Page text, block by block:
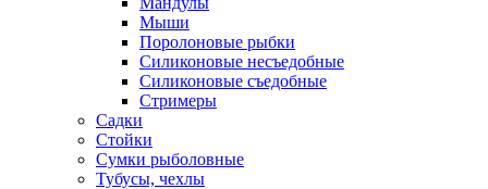
Мыши
Поролоновые рыбки
Силиконовые несъедобные
Силиконовые съедобные
Стримеры
Садки
Стойки
Сумки рыболовные
Тубусы, чехлы